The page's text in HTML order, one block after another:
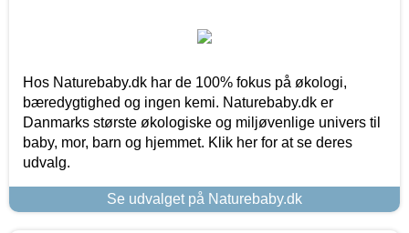
Hos Naturebaby.dk har de 100% fokus på økologi,
bæredygtighed og ingen kemi. Naturebaby.dk er
Danmarks største økologiske og miljøvenlige univers til
baby, mor, barn og hjemmet. Klik her for at se deres
udvalg.
Se udvalget på Naturebaby.dk